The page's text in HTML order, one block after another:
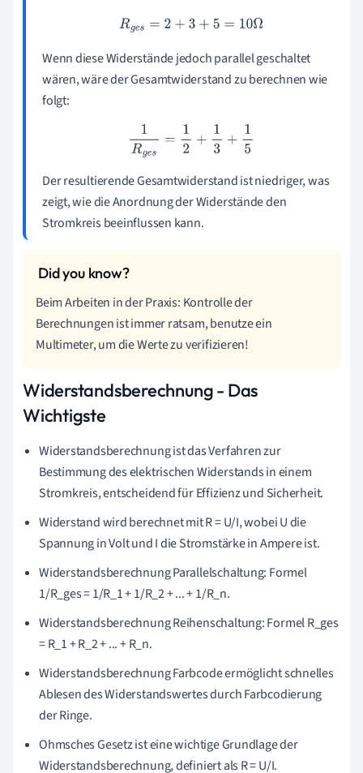
Rges =2+3 +5=10Ω
Wenn diese Widerstände jedoch parallel geschaltet
wären, wäre der Gesamtwiderstand zu berechnen wie
folgt:
1R ges =1 2+1 3+ 15
Der resultierende Gesamtwiderstand ist niedriger, was
zeigt, wie die Anordnung der Widerstände den
Stromkreis beeinflussen kann.
Beim Arbeiten in der Praxis: Kontrolle der
Berechnungen ist immer ratsam, benutze ein
Multimeter, um die Werte zu verifizieren!
Widerstandsberechnung - Das
Wichtigste
Widerstandsberechnung ist das Verfahren zur
Bestimmung des elektrischen Widerstands in einem
Stromkreis, entscheidend für Effizienz und Sicherheit.
Widerstand wird berechnet mit R = U/I, wobei U die
Spannung in Volt und I die Stromstärke in Ampere ist.
Widerstandsberechnung Parallelschaltung: Formel
1/R_ges = 1/R_1 + 1/R_2 + ... + 1/R_n.
Widerstandsberechnung Reihenschaltung: Formel R_ges
= R_1 + R_2 + ... + R_n.
Widerstandsberechnung Farbcode ermöglicht schnelles
Ablesen des Widerstandswertes durch Farbcodierung
der Ringe.
Ohmsches Gesetz ist eine wichtige Grundlage der
Widerstandsberechnung, definiert als R = U/I.